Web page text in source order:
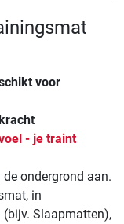
voor
- je traint
ondergrond aan.
in
Slaapmatten),